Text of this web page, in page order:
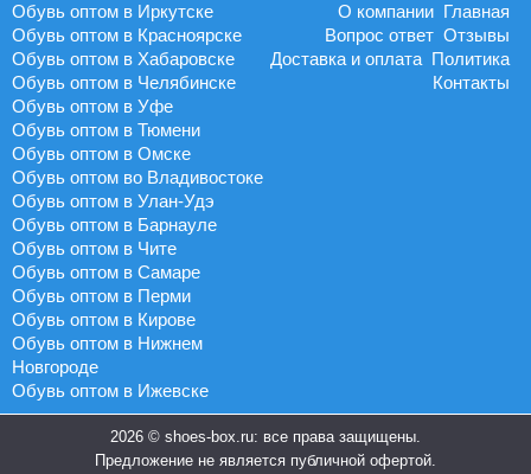
Обувь оптом в Иркутске
Обувь оптом в Красноярске
Обувь оптом в Хабаровске
Обувь оптом в Челябинске
Обувь оптом в Уфе
Обувь оптом в Тюмени
Обувь оптом в Омске
Обувь оптом во Владивостоке
Обувь оптом в Улан-Удэ
Обувь оптом в Барнауле
Обувь оптом в Чите
Обувь оптом в Самаре
Обувь оптом в Перми
Обувь оптом в Кирове
Обувь оптом в Нижнем
Новгороде
Обувь оптом в Ижевске
Главная
О компании
Отзывы
Вопрос ответ
Политика
Доставка и оплата
Контакты
2026 © shoes-box.ru: все права защищены.
Предложение не является публичной офертой.